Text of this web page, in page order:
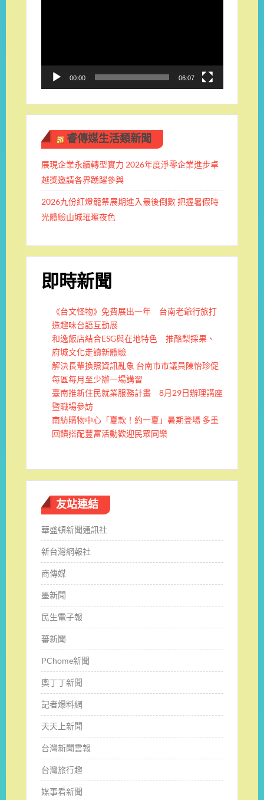
00:00 06:07
睿傳媒生活類新聞
展現企業永續轉型實力 2026年度淨零企業進步卓
越獎邀請各界踴躍參與
2026九份紅燈籠祭展期進入最後倒數 把握暑假時
光體驗山城璀璨夜色
即時新聞
《台文怪物》免費展出一年 台南老爺行旅打
造趣味台語互動展
和逸飯店結合ESG與在地特色 推酪梨採果、
府城文化走讀新體驗
解決長輩換照資訊亂象 台南市市議員陳怡珍促
每區每月至少辦一場講習
臺南推新住民就業服務計畫 8月29日辦理講座
暨職場參訪
南紡購物中心「夏款！約一夏」暑期登場 多重
回饋搭配豐富活動歡迎民眾同樂
友站連結
華盛頓新聞通訊社
新台灣網報社
商傳媒
墨新聞
民生電子報
蕃新聞
PChome新聞
奧丁丁新聞
記者爆料網
天天上新聞
台灣新聞雲報
台灣旅行趣
媒事看新聞